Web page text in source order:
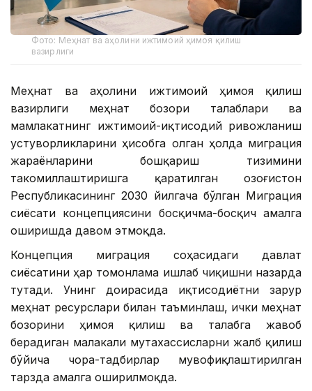
Фото: Меҳнат ва аҳолини ижтимоий ҳимоя қилиш
вазирлиги
Меҳнат ва аҳолини ижтимоий ҳимоя қилиш
вазирлиги меҳнат бозори талаблари ва
мамлакатнинг ижтимоий-иқтисодий ривожланиш
устуворликларини ҳисобга олган ҳолда миграция
жараёнларини бошқариш тизимини
такомиллаштиришга қаратилган Қозоғистон
Республикасининг 2030 йилгача бўлган Миграция
сиёсати концепциясини босқичма-босқич амалга
оширишда давом этмоқда.
Концепция миграция соҳасидаги давлат
сиёсатини ҳар томонлама ишлаб чиқишни назарда
тутади. Унинг доирасида иқтисодиётни зарур
меҳнат ресурслари билан таъминлаш, ички меҳнат
бозорини ҳимоя қилиш ва талабга жавоб
берадиган малакали мутахассисларни жалб қилиш
бўйича чора-тадбирлар мувофиқлаштирилган
тарзда амалга оширилмоқда.